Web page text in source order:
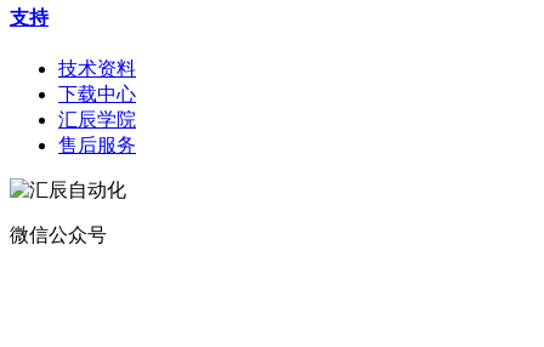
支持
技术资料
下载中心
汇辰学院
售后服务
微信公众号